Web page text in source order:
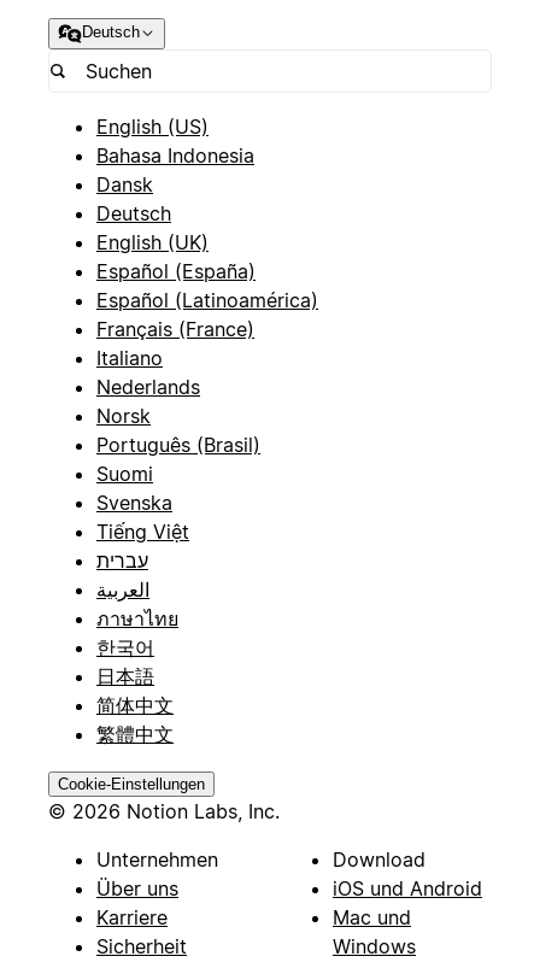
Deutsch
English (US)
Bahasa Indonesia
Dansk
Deutsch
English (UK)
Español (España)
Español (Latinoamérica)
Français (France)
Italiano
Nederlands
Norsk
Português (Brasil)
Suomi
Svenska
Tiếng Việt
עברית
العربية
ภาษาไทย
한국어
日本語
简体中文
繁體中文
Cookie-Einstellungen
© 2026 Notion Labs, Inc.
Unternehmen
Über uns
Karriere
Sicherheit
Download
iOS und Android
Mac und
Windows